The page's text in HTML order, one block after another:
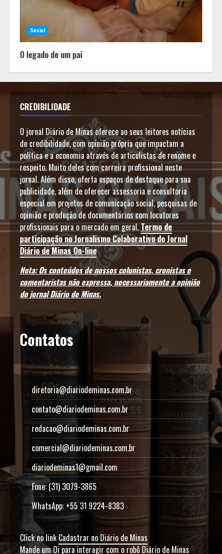
Social
O legado de um pai
CREDIBILIDADE
O jornal Diário de Minas oferece ao seus leitores notícias
de credibilidade, com opinião própria que impactam a
política e a economia através de articulistas de renome e
respeito. Muito deles com carreira profissional neste
jornal. Além disso, oferta espaços de destaque para sua
publicidade, além de oferecer assessoria e consultoria
especial em projetos de comunicação social, pesquisas de
opinião e produção de documentários com locutores
profissionais para o mercado em geral.Termo de
participação no Jornalismo Colaborativo do Jornal
Diário de Minas On-line
Nota: Os conteúdos de nossos colunistas, cronistas e
comentaristas não expressa, necessariamente a opinião
do jornal Diário de Minas.
Contatos
diretoria@diariodeminas.com.br
contato@diariodeminas.com.br
redacao@diariodeminas.com.br
comercial@diariodeminas.com.br
diariodeminas1@gmail.com
Fone: (31) 3079-3865
WhatsApp: +55 31 9224-8383
Click no link Cadastrar no Diário de Minas
Mande um Oi para interagir com o robô Diário de Minas